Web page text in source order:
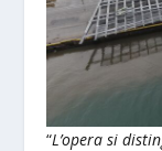
“L’opera si